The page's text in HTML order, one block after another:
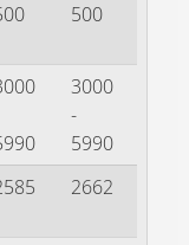
500
3000
-
5990
2662